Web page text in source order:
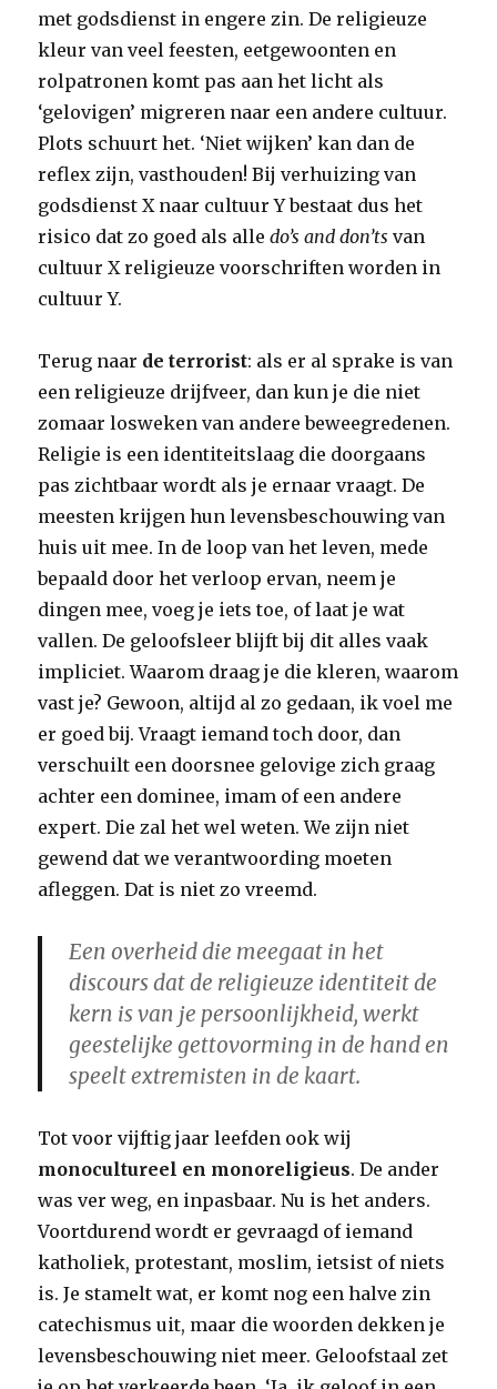
met godsdienst in engere zin. De religieuze
kleur van veel feesten, eetgewoonten en
rolpatronen komt pas aan het licht als
‘gelovigen’ migreren naar een andere cultuur.
Plots schuurt het. ‘Niet wijken’ kan dan de
reflex zijn, vasthouden! Bij verhuizing van
godsdienst X naar cultuur Y bestaat dus het
risico dat zo goed als alledo’s and don’ts van
cultuur X religieuze voorschriften worden in
cultuur Y.
Terug naar de terrorist: als er al sprake is van
een religieuze drijfveer, dan kun je die niet
zomaar losweken van andere beweegredenen.
Religie is een identiteitslaag die doorgaans
pas zichtbaar wordt als je ernaar vraagt. De
meesten krijgen hun levensbeschouwing van
huis uit mee. In de loop van het leven, mede
bepaald door het verloop ervan, neem je
dingen mee, voeg je iets toe, of laat je wat
vallen. De geloofsleer blijft bij dit alles vaak
impliciet. Waarom draag je die kleren, waarom
vast je? Gewoon, altijd al zo gedaan, ik voel me
er goed bij. Vraagt iemand toch door, dan
verschuilt een doorsnee gelovige zich graag
achter een dominee, imam of een andere
expert. Die zal het wel weten. We zijn niet
gewend dat we verantwoording moeten
afleggen. Dat is niet zo vreemd.
Een overheid die meegaat in het
discours dat de religieuze identiteit de
kern is van je persoonlijkheid, werkt
geestelijke gettovorming in de hand en
speelt extremisten in de kaart.
Tot voor vijftig jaar leefden ook wij
monocultureel en monoreligieus. De ander
was ver weg, en inpasbaar. Nu is het anders.
Voortdurend wordt er gevraagd of iemand
katholiek, protestant, moslim, ietsist of niets
is. Je stamelt wat, er komt nog een halve zin
catechismus uit, maar die woorden dekken je
levensbeschouwing niet meer. Geloofstaal zet